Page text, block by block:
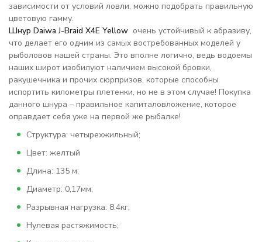
зависимости от условий ловли, можно подобрать правильную
цветовую гамму.
Шнур Daiwa J-Braid X4E Yellow очень устойчивый к абразиву,
что делает его одним из самых востребованных моделей у
рыболовов нашей страны. Это вполне логично, ведь водоемы
наших широт изобилуют наличием высокой бровки,
ракушечника и прочих сюрпризов, которые способны
испортить километры плетенки, но не в этом случае! Покупка
данного шнура – правильное капиталовложение, которое
оправдает себя уже на первой же рыбалке!
Структура: четырехжильный;
Цвет: желтый
Длина: 135 м;
Диаметр: 0,17мм;
Разрывная нагрузка: 8.4кг;
Нулевая растяжимость;